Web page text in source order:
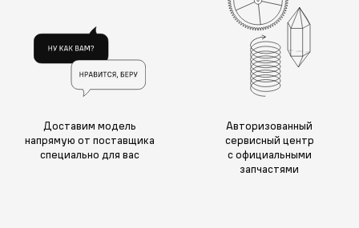
Доставим модель
напрямую от поставщика
специально для вас
Авторизованный
сервисный центр
с официальными
запчастями